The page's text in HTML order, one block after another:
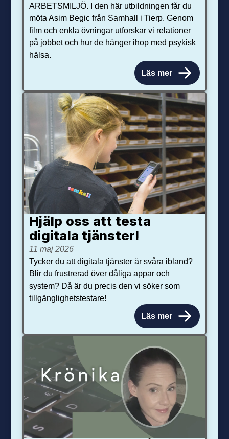
ARBETSMILJÖ. I den här utbildningen får du
möta Asim Begic från Samhall i Tierp. Genom
film och enkla övningar utforskar vi relationer
på jobbet och hur de hänger ihop med psykisk
hälsa.
Läs mer
Hjälp oss att testa
digitala tjänster!
11 maj 2026
Tycker du att digitala tjänster är svåra ibland?
Blir du frustrerad över dåliga appar och
system? Då är du precis den vi söker som
tillgänglighetstestare!
Läs mer